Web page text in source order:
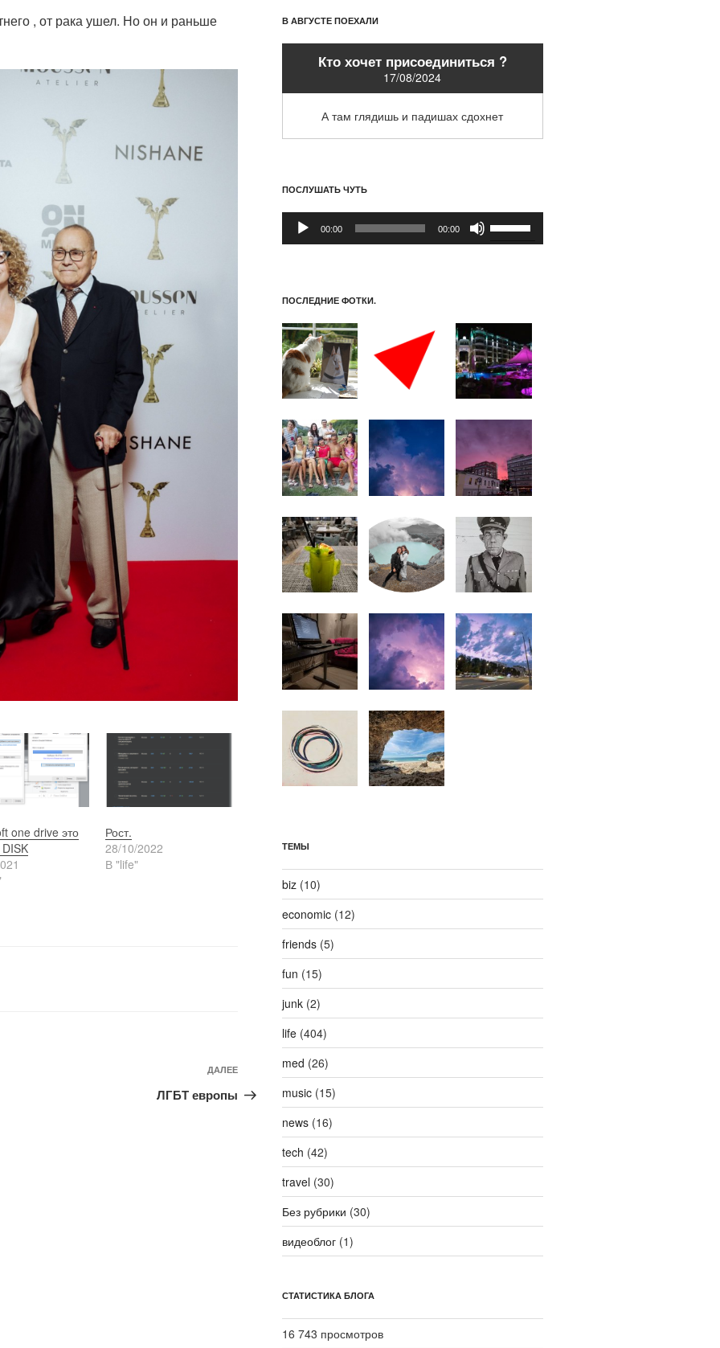
, от рака ушел. Но он и раньше
one drive это
Рост.
28/10/2022
В "life"
Следующая
запись
ДАЛЕЕ
ЛГБТ европы
В АВГУСТЕ ПОЕХАЛИ
Кто хочет присоединиться ?
17/08/2024
А там глядишь и падишах сдохнет
ПОСЛУШАТЬ ЧУТЬ
Аудиоплеер
00:00 00:00
или
уменьшить
громкость.
ПОСЛЕДНИЕ ФОТКИ.
ТЕМЫ
biz(10)
economic(12)
friends(5)
fun (15)
junk(2)
life(404)
med (26)
music(15)
news(16)
tech (42)
travel(30)
Без рубрики (30)
видеоблог(1)
СТАТИСТИКА БЛОГА
16 743 просмотров